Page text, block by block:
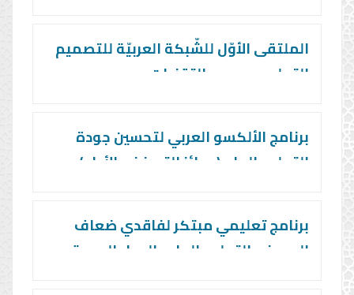
الملتقى الأوّل للشّبكة العربيّة للتصميم
التعليمي ودمج التقنيات
برنامج الألكسو العربي لتحسين جودة
التعليم العام (جوائز التميز في الأداء)
برنامج تعليمي مبتكر لفاقدي ضعاف
البصر في التعليم العام بالدول العربية